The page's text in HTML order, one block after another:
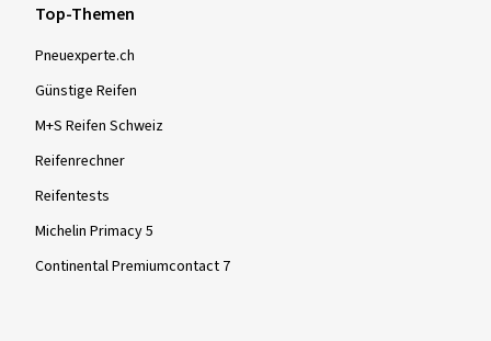
Top-Themen
Pneuexperte.ch
Günstige Reifen
M+S Reifen Schweiz
Reifenrechner
Reifentests
Michelin Primacy 5
Continental Premiumcontact 7